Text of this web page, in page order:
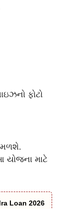
ફોટો
માટે
Loan 2026